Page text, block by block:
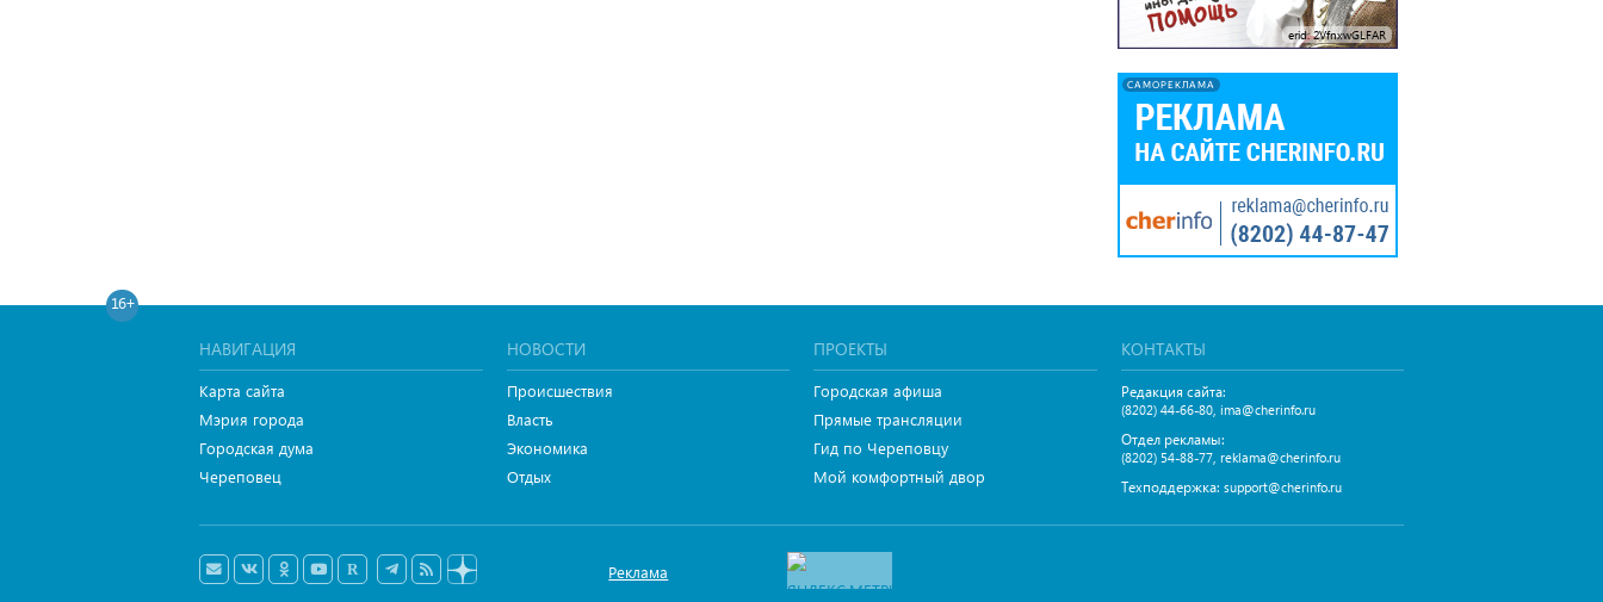
erid: 2VfnxwGLFAR
САМОРЕКЛАМА
16+
НАВИГАЦИЯ
Карта сайта
Мэрия города
Городская дума
Череповец
НОВОСТИ
Происшествия
Власть
Экономика
Отдых
ПРОЕКТЫ
Городская афиша
Прямые трансляции
Гид по Череповцу
Мой комфортный двор
КОНТАКТЫ
Редакция сайта:
(8202) 44-66-80, ima@cherinfo.ru
Отдел рекламы:
(8202) 54-88-77, reklama@cherinfo.ru
Техподдержка: support@cherinfo.ru
Реклама